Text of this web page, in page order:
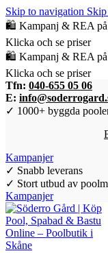
Skip to navigation
🛍️ Kampanj & REA på
Klicka och se priser
🛍️ Kampanj & REA på
Klicka och se priser
Tfn: 040-655 05 06
E:
✓ 1000+ byggda
Kampanjer
✓ Snabb leverans
✓ Stort utbud av
Kampanjer